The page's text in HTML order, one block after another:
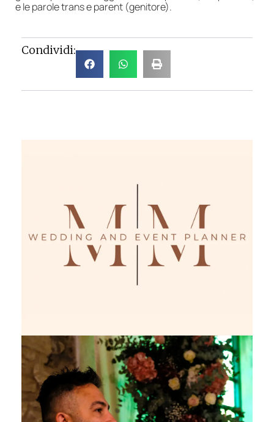
e le parole trans e parent (genitore).
Condividi: